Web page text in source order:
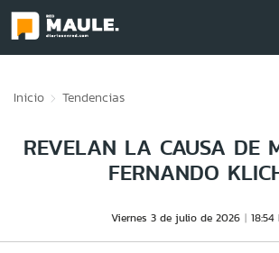
Inicio Tendencias
REVELAN LA CAUSA DE
FERNANDO
Viernes 3 de julio de 2026 18:54